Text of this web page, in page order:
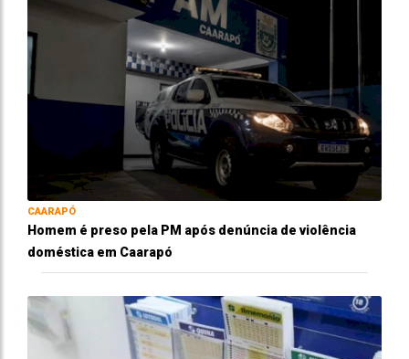
CAARAPÓ
Homem é preso pela PM após denúncia de violência
doméstica em Caarapó